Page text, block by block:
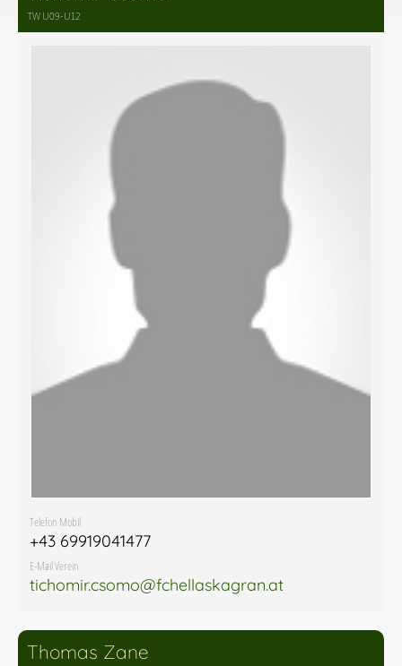
TW U09-U12
Telefon Mobil
+43 69919041477
E-Mail Verein
tichomir.csomo@fchellaskagran.at
Thomas Zane